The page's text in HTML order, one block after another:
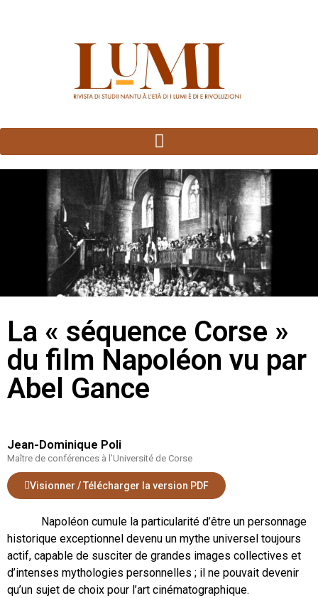
La « séquence Corse »
du film Napoléon vu par
Abel Gance
Jean-Dominique Poli
Maître de conférences à l’Université de Corse
Visionner / Télécharger la version PDF
Napoléon cumule la particularité d’être un personnage
historique exceptionnel devenu un mythe universel toujours
actif, capable de susciter de grandes images collectives et
d’intenses mythologies personnelles ; il ne pouvait devenir
qu’un sujet de choix pour l’art cinématographique.